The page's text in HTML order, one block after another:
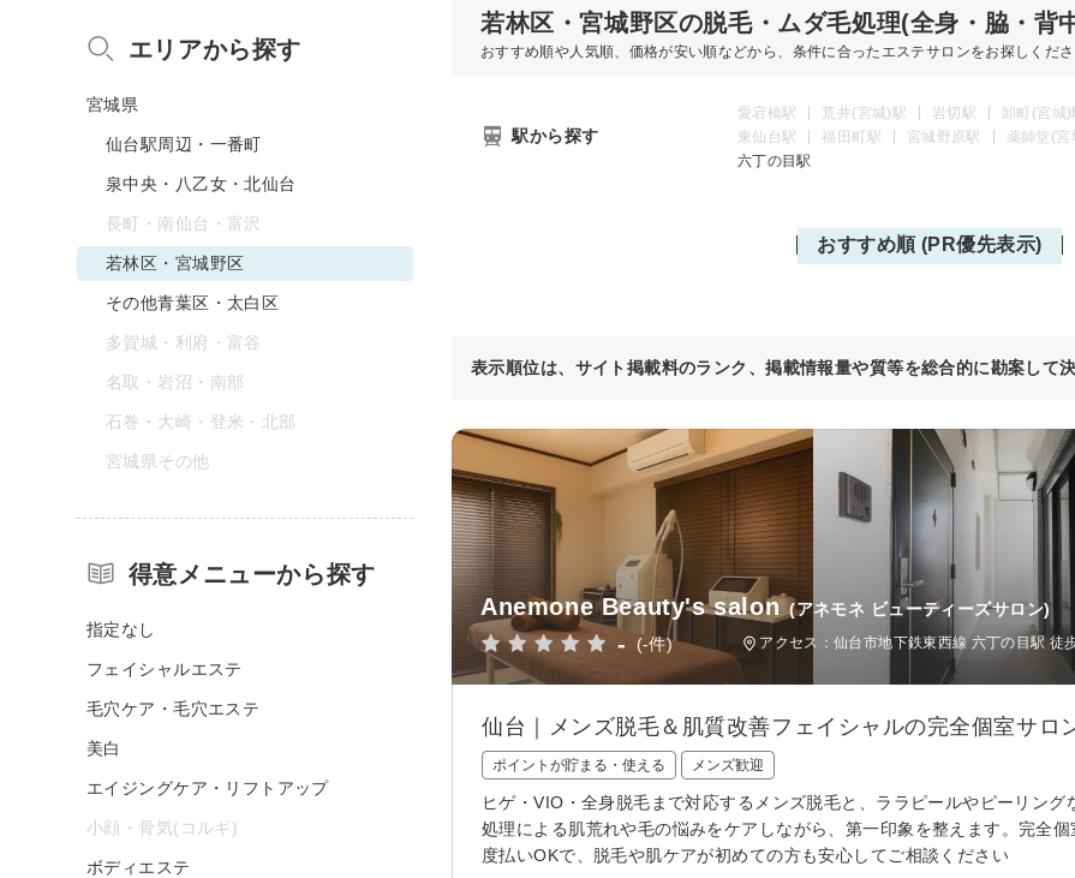
若林区・宮城野区の脱毛・ムダ毛処理(全身・脇・背
おすすめ順や人気順、価格が安い順などから、条件に合ったエステサロンをお探しくださ
駅から探す
愛宕橋駅 荒井(宮城)駅 岩切駅 卸町(宮城)
東仙台駅
福田町駅 宮城野原駅 薬師堂(宮
六丁の目駅
おすすめ順 (PR優先表示)
表示順位は、サイト掲載料のランク、掲載情報量や質等を総合的に勘案して決
Anemone Beauty's salon (アネモネ ビューティーズサロン)
- (-件) アクセス：仙台市地下鉄東西線 六丁の目駅 徒
仙台｜メンズ脱毛＆肌質改善フェイシャルの完全個室サロ
ポイントが貯まる・使える メンズ歓迎
ヒゲ・VIO・全身脱毛まで対応するメンズ脱毛と、ララピールやピーリン
処理による肌荒れや毛の悩みをケアしながら、第一印象を整えます。完全
度払いOKで、脱毛や肌ケアが初めての方も安心してご相談ください
エリアから探す
宮城県
仙台駅周辺・一番町
泉中央・八乙女・北仙台
長町・南仙台・富沢
若林区・宮城野区
その他青葉区・太白区
多賀城・利府・富谷
名取・岩沼・南部
石巻・大崎・登米・北部
宮城県その他
得意メニューから探す
指定なし
フェイシャルエステ
毛穴ケア・毛穴エステ
美白
エイジングケア・リフトアップ
小顔・骨気(コルギ)
ボディエステ